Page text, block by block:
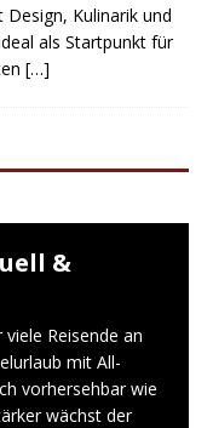
Kulinarik und
als Startpunkt für
[…]
&
Reisende an
mit All-
vorhersehbar wie
wächst der